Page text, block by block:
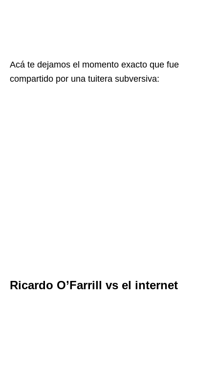
Acá te dejamos el momento exacto que fue
compartido por una tuitera subversiva:
Ricardo O’Farrill vs el internet